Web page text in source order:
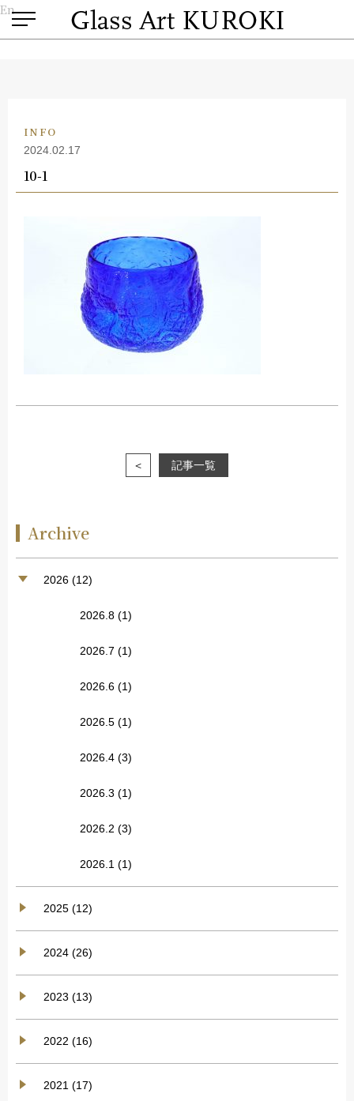
En
INFO
2024.02.17
10-1
＜ 記事一覧
Archive
2026 (12)
2026.8 (1)
2026.7 (1)
2026.6 (1)
2026.5 (1)
2026.4 (3)
2026.3 (1)
2026.2 (3)
2026.1 (1)
2025 (12)
2024 (26)
2023 (13)
2022 (16)
2021 (17)